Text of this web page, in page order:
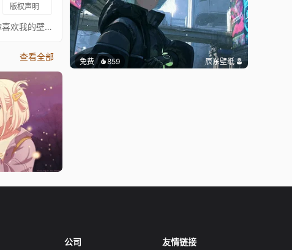
版权声明
⠀⠀⠀⠀⠀⠀⠀⠀⠀⠀⠀⠀⠀⠀⠀⠀⠀更多我的壁纸合集在这里：https://steamcommunity.com/id/superfrost/myworkshopfiles/如果你喜欢我的壁纸，请在steam工作坊订阅我，这样你就不会错过新的酷壁纸！其他动漫作品： 命运/魔法少女伊莉雅 Fate/kaleid liner Prisma☆Illya Fate/kaleid liner プリズマ☆イリヤ Fate/Kaleid Liner Prisma Illya Fate/kaleid Liner Prisma Illya Fate/Kaleid Liner Prisma Illya 3re!! Fate/Kaleid Liner Prisma Illya Zwei! Fate/Kaleid Liner Prisma Illya Zwei Herz! Fate/kaleid liner Prisma Illya 3rei!!
查看全部 免费 859 辰东壁纸
公司 友情链接